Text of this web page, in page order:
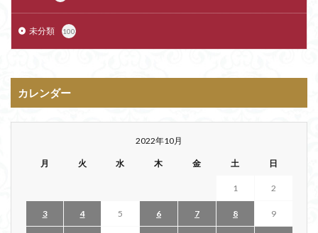
未分類 100
カレンダー
2022年10月
月 火 水 木 金 土 日
1 2
3 4 5 6 7 8 9